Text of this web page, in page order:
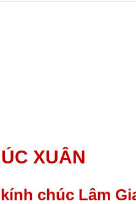
XUÂN
chúc Lâm